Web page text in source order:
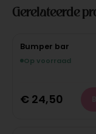
Gerelateerde
Bumper bar
Op voorraad
€ 24,50